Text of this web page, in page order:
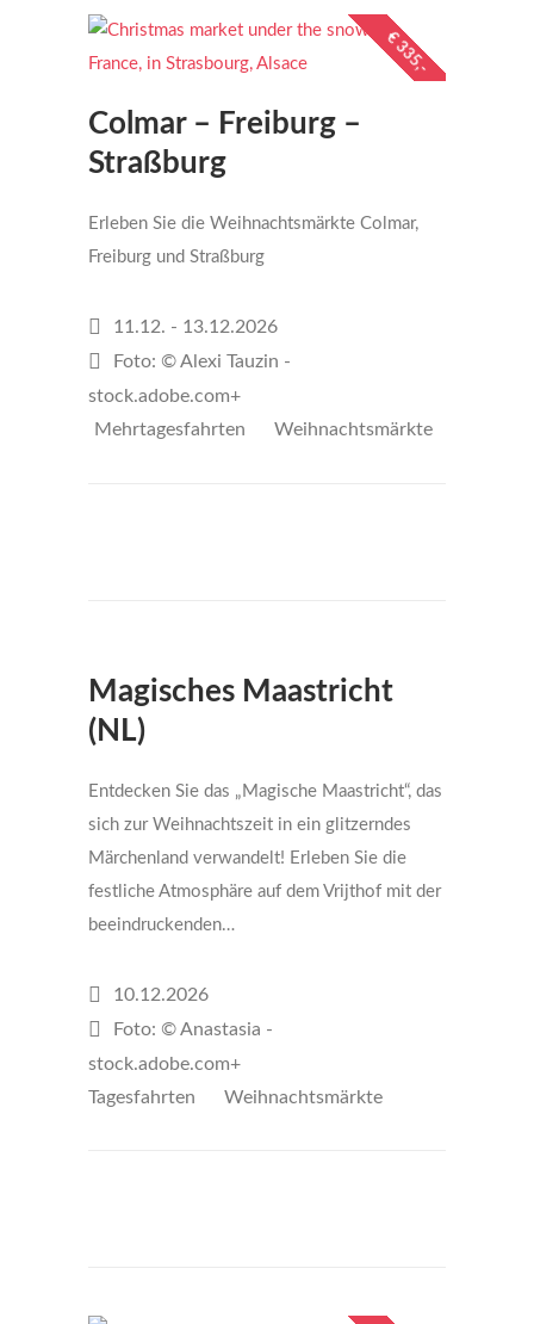
€ 335,-
Colmar – Freiburg –
Straßburg
Erleben Sie die Weihnachtsmärkte Colmar,
Freiburg und Straßburg
11.12. - 13.12.2026
Foto: © Alexi Tauzin -
stock.adobe.com+
Mehrtagesfahrten
Weihnachtsmärkte
€ 44,-
Magisches Maastricht
(NL)
Entdecken Sie das „Magische Maastricht“, das
sich zur Weihnachtszeit in ein glitzerndes
Märchenland verwandelt! Erleben Sie die
festliche Atmosphäre auf dem Vrijthof mit der
beeindruckenden…
10.12.2026
Foto: © Anastasia -
stock.adobe.com+
Tagesfahrten
Weihnachtsmärkte